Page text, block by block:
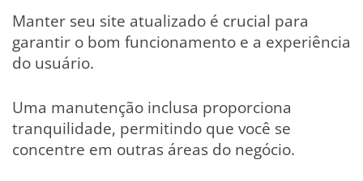
Manter seu site atualizado é crucial para
garantir o bom funcionamento e a experiência
do usuário.
Uma manutenção inclusa proporciona
tranquilidade, permitindo que você se
concentre em outras áreas do negócio.